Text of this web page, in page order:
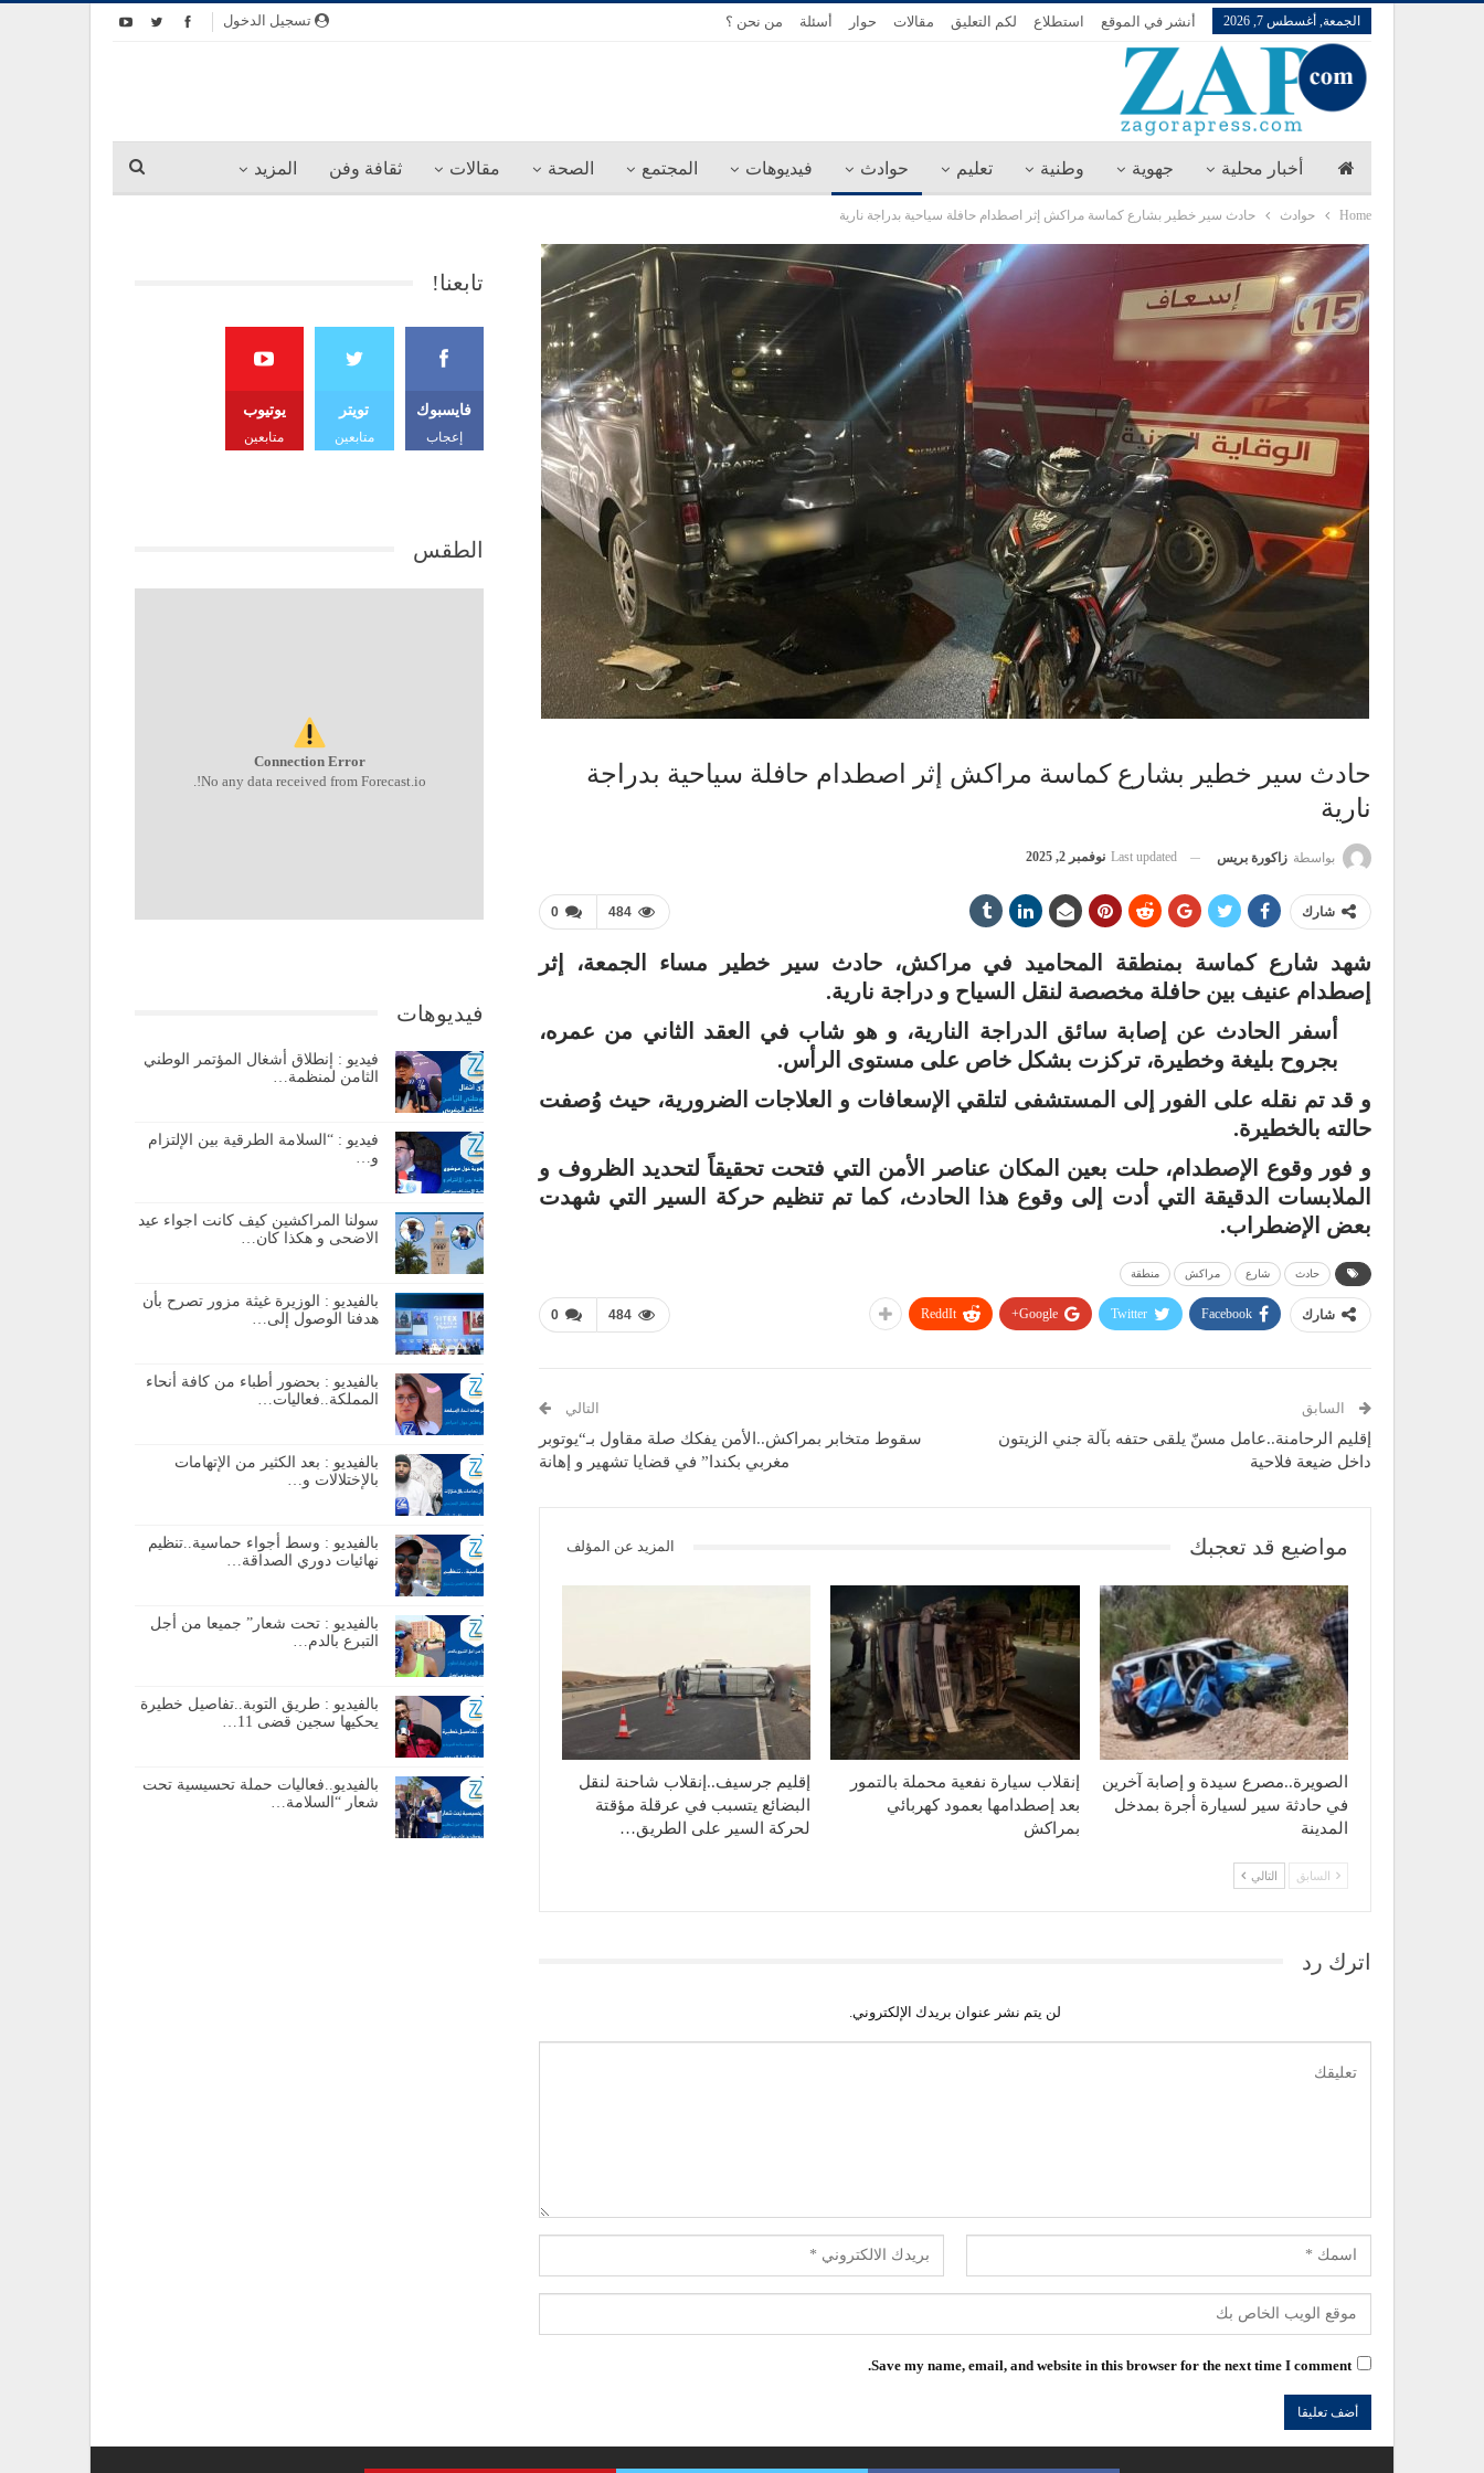
تسجيل الدخول الجمعة, أغسطس 7, 2026 أنشر في الموقع استطلاع لكم التعليق مقالات حوار أسئلة من نحن ؟
أخبار محلية جهوية وطنية تعليم حوادث فيديوهات المجتمع الصحة مقالات ثقافة وفن المزيد
Home حوادث حادث سير خطير بشارع كماسة مراكش إثر اصطدام حافلة سياحية بدراجة نارية
حادث سير خطير بشارع كماسة مراكش إثر اصطدام حافلة سياحية بدراجة
نارية
بواسطة زاكورة بريس Last updated نوفمبر 2, 2025
0 484 شارك
شهد شارع كماسة بمنطقة المحاميد في مراكش، حادث سير خطير مساء الجمعة، إثر
إصطدام عنيف بين حافلة مخصصة لنقل السياح و دراجة نارية.
أسفر الحادث عن إصابة سائق الدراجة النارية، و هو شاب في العقد الثاني من عمره،
بجروح بليغة وخطيرة، تركزت بشكل خاص على مستوى الرأس.
و قد تم نقله على الفور إلى المستشفى لتلقي الإسعافات و العلاجات الضرورية، حيث وُصفت
حالته بالخطيرة.
و فور وقوع الإصطدام، حلت بعين المكان عناصر الأمن التي فتحت تحقيقاً لتحديد الظروف و
الملابسات الدقيقة التي أدت إلى وقوع هذا الحادث، كما تم تنظيم حركة السير التي شهدت
بعض الإضطراب.
حادث شارع مراكش منطقة
0 484 شارك Facebook
Twitter
Google+
ReddIt
السابق
إقليم الرحامنة..عامل مسنّ يلقى حتفه بآلة جني الزيتون
داخل ضيعة فلاحية
التالي
سقوط متخابر بمراكش..الأمن يفكك صلة مقاول بـ“يوتوبر
مغربي بكندا” في قضايا تشهير و إهانة
مواضيع قد تعجبك المزيد عن المؤلف
الصويرة..مصرع سيدة و إصابة آخرين
في حادثة سير لسيارة أجرة بمدخل
المدينة
إنقلاب سيارة نفعية محملة بالتمور
بعد إصطدامها بعمود كهربائي
بمراكش
إقليم جرسيف..إنقلاب شاحنة لنقل
البضائع يتسبب في عرقلة مؤقتة
لحركة السير على الطريق…
السابق التالي
اترك رد
لن يتم نشر عنوان بريدك الإلكتروني.
Save my name, email, and website in this browser for the next time I comment.
تابعنا!
فايسبوك
إعجاب
تويتر
متابعين
يوتيوب
متابعين
الطقس
Connection Error
No any data received from Forecast.io!.
فيديوهات
فيديو : إنطلاق أشغال المؤتمر الوطني
الثامن لمنظمة…
فيديو : “السلامة الطرقية بين الإلتزام
و…
سولنا المراكشين كيف كانت اجواء عيد
الاضحى و هكذا كان…
بالفيديو : الوزيرة غيثة مزور تصرح بأن
هدفنا الوصول إلى…
بالفيديو : بحضور أطباء من كافة أنحاء
المملكة..فعاليات…
بالفيديو : بعد الكثير من الإتهامات
بالإختلالات و…
بالفيديو : وسط أجواء حماسية..تنظيم
نهائيات دوري الصداقة…
بالفيديو : تحت شعار” جميعا من أجل
التبرع بالدم…
بالفيديو : طريق التوبة..تفاصيل خطيرة
يحكيها سجين قضى 11…
بالفيديو..فعاليات حملة تحسيسية تحت
شعار “السلامة…